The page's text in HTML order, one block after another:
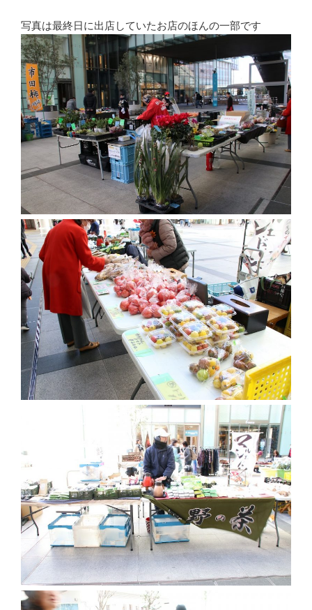
写真は最終日に出店していたお店のほんの一部です